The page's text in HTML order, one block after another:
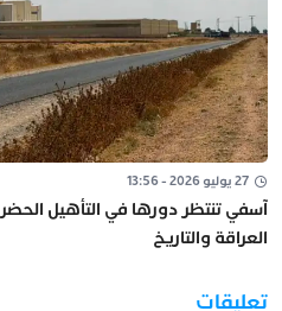
27 يوليو 2026 - 13:56
آسفي تنتظر دورها في التأهيل
العراقة والتاريخ
تعليقات